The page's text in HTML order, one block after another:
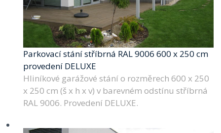
Parkovací stání stříbrná RAL 9006 600 x 250 cm
provedení DELUXE
Hliníkové garážové stání o rozměrech 600 x 250
x 250 cm (š x h x v) v barevném odstínu stříbrná
RAL 9006. Provedení DELUXE.